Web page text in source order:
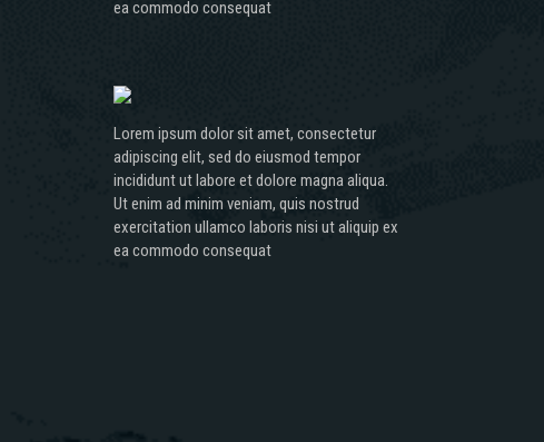
ea commodo consequat
Lorem ipsum dolor sit amet, consectetur
adipiscing elit, sed do eiusmod tempor
incididunt ut labore et dolore magna aliqua.
Ut enim ad minim veniam, quis nostrud
exercitation ullamco laboris nisi ut aliquip ex
ea commodo consequat